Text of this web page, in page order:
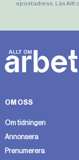
epostadress. Läs Allt
OM OSS
Om tidningen
Annonsera
Prenumerera